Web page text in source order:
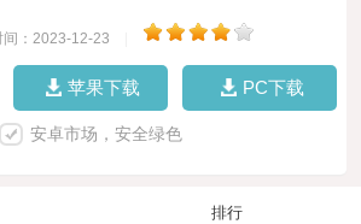
间：2023-12-23
苹果下载 PC下载
安卓市场，安全绿色
排行